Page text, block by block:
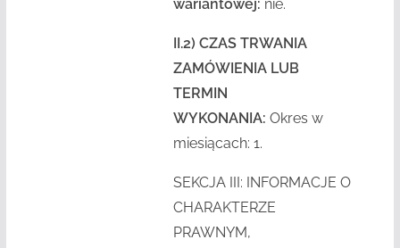
wariantowej: nie.
II.2) CZAS TRWANIA
ZAMÓWIENIA LUB
TERMIN
WYKONANIA: Okres w
miesiącach: 1.
SEKCJA III: INFORMACJE O
CHARAKTERZE
PRAWNYM,